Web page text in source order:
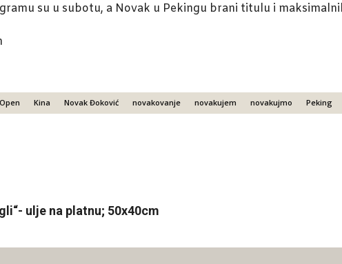
su u subotu, a Novak u Pekingu brani titulu i
Kina Novak Đoković novakovanje novakujem novakujmo Peking
ulje na platnu; 50x40cm